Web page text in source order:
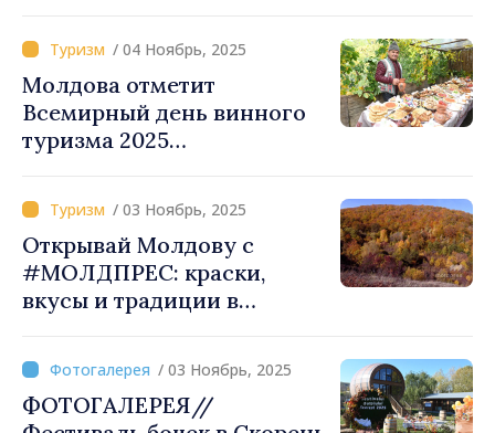
Аутентичный
винодельческий и
туристический опыт
представили на World Wine
Tourism Day 2025
/ 04 Ноябрь, 2025
Молдова отметит
Всемирный день винного
туризма 2025
мероприятием на одной из
виноделен страны
/ 03 Ноябрь, 2025
Открывай Молдову с
#МОЛДПРЕС: краски,
вкусы и традиции в
/ 03 Ноябрь, 2025
ФОТОГАЛЕРЕЯ//